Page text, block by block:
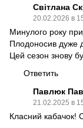
Світлана
20.02.2026 в
Минулого року
Плодоносив дуже
Цей сезон знову
Ответить
Павлюк
21.02.2025 в
Класний кабачок!